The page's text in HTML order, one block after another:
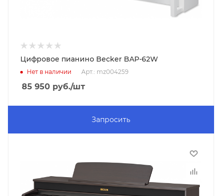
Цифровое пианино Becker BAP-62W
Нет в наличии Арт.: mz004259
85 950 руб./шт
Запросить